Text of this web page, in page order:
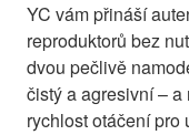
YC vám přináší
reproduktorů bez
dvou pečlivě
čistý a agresivní –
rychlost otáčení pro